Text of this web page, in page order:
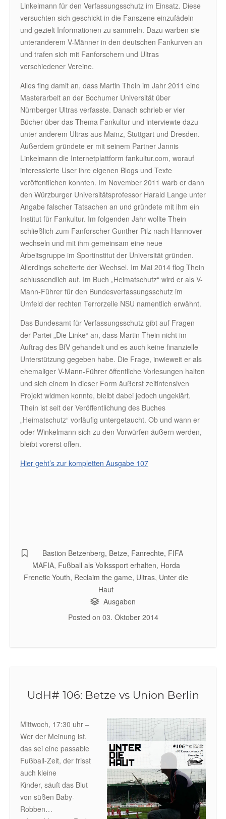
Linkelmann für den Verfassungsschutz im Einsatz. Diese
versuchten sich geschickt in die Fanszene einzufädeln
und gezielt Informationen zu sammeln. Dazu warben sie
unteranderem V-Männer in den deutschen Fankurven an
und trafen sich mit Fanforschern und Ultras
verschiedener Vereine.
Alles fing damit an, dass Martin Thein im Jahr 2011 eine
Masterarbeit an der Bochumer Universität über
Nürnberger Ultras verfasste. Danach schrieb er vier
Bücher über das Thema Fankultur und interviewte dazu
unter anderem Ultras aus Mainz, Stuttgart und Dresden.
Außerdem gründete er mit seinem Partner Jannis
Linkelmann die Internetplattform fankultur.com, worauf
interessierte User ihre eigenen Blogs und Texte
veröffentlichen konnten. Im November 2011 warb er dann
den Würzburger Universitätsprofessor Harald Lange unter
Angabe falscher Tatsachen an und gründete mit ihm ein
Institut für Fankultur. Im folgenden Jahr wollte Thein
schließlich zum Fanforscher Gunther Pilz nach Hannover
wechseln und mit ihm gemeinsam eine neue
Arbeitsgruppe im Sportinstitut der Universität gründen.
Allerdings scheiterte der Wechsel. Im Mai 2014 flog Thein
schlussendlich auf. Im Buch „Heimatschutz“ wird er als V-
Mann-Führer für den Bundesverfassungsschutz im
Umfeld der rechten Terrorzelle NSU namentlich erwähnt.
Das Bundesamt für Verfassungsschutz gibt auf Fragen
der Partei „Die Linke“ an, dass Martin Thein nicht im
Auftrag des BfV gehandelt und es auch keine finanzielle
Unterstützung gegeben habe. Die Frage, inwieweit er als
ehemaliger V-Mann-Führer öffentliche Vorlesungen halten
und sich einem in dieser Form äußerst zeitintensiven
Projekt widmen konnte, bleibt dabei jedoch ungeklärt.
Thein ist seit der Veröffentlichung des Buches
„Heimatschutz“ vorläufig untergetaucht. Ob und wann er
oder Winkelmann sich zu den Vorwürfen äußern werden,
bleibt vorerst offen.
Hier geht’s zur kompletten Ausgabe 107
Bastion Betzenberg, Betze, Fanrechte, FIFA
MAFIA, Fußball als Volkssport erhalten, Horda
Frenetic Youth, Reclaim the game, Ultras, Unter die
Haut
Ausgaben
Posted on 03. Oktober 2014
UdH# 106: Betze vs Union Berlin
Mittwoch, 17:30 uhr –
Wer der Meinung ist,
das sei eine passable
Fußball-Zeit, der frisst
auch kleine
Kinder, säuft das Blut
von süßen Baby-
Robben…